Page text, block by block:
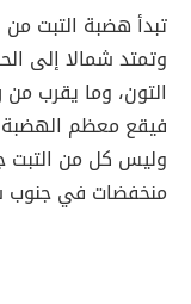
تبدأ هضبة التبت
وتمتد شمالا إلى
التون، وما يقرب
فيقع معظم
وليس كل من التبت
منخفضات في جنوب